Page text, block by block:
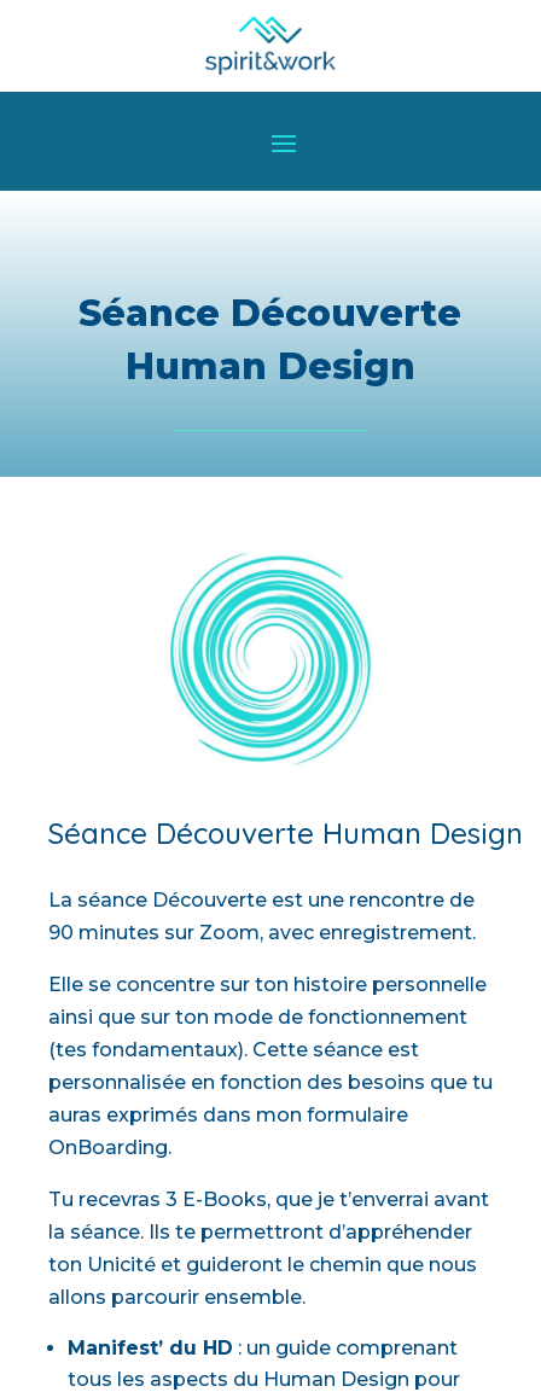
Séance Découverte
Human Design
Séance Découverte Human Design
La séance Découverte est une rencontre de
90 minutes sur Zoom, avec enregistrement.
Elle se concentre sur ton histoire personnelle
ainsi que sur ton mode de fonctionnement
(tes fondamentaux). Cette séance est
personnalisée en fonction des besoins que tu
auras exprimés dans mon formulaire
OnBoarding.
Tu recevras 3 E-Books, que je t’enverrai avant
la séance. Ils te permettront d’appréhender
ton Unicité et guideront le chemin que nous
allons parcourir ensemble.
Manifest’ du HD : un guide comprenant
tous les aspects du Human Design pour